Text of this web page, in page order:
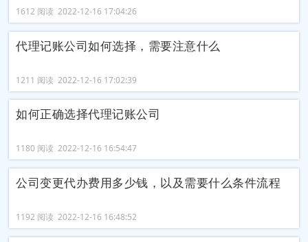
1612 阅读 2022-12-16 17:04:26
代理记账公司如何选择，需要注意什么
1211 阅读 2022-12-16 17:02:39
如何正确选择代理记账公司
1180 阅读 2022-12-16 16:54:47
公司变更代办费用多少钱，以及需要什么条件流程
1192 阅读 2022-12-16 16:48:52